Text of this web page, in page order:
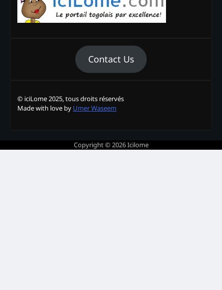
Contact Us
© iciLome 2025, tous droits réservés
Made with love by Umer Waseem
Copyright © 2026Icilome